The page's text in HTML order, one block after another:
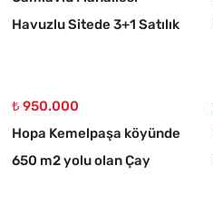
Havuzlu Sitede 3+1 Satılık
₺ 950.000
Hopa Kemelpaşa köyünde
650 m2 yolu olan Çay